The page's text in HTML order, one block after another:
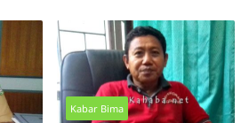
Kabar Bima